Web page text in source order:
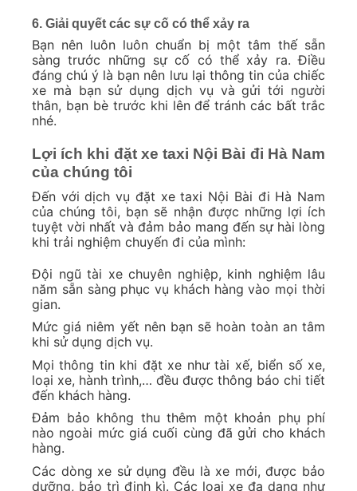
6. Giải quyết các sự cố có thể xảy ra
Bạn nên luôn luôn chuẩn bị một tâm thế sẵn
sàng trước những sự cố có thể xảy ra. Điều
đáng chú ý là bạn nên lưu lại thông tin của chiếc
xe mà bạn sử dụng dịch vụ và gửi tới người
thân, bạn bè trước khi lên để tránh các bất trắc
nhé.
Lợi ích khi đặt xe taxi Nội Bài đi Hà Nam
của chúng tôi
Đến với dịch vụ đặt xe taxi Nội Bài đi Hà Nam
của chúng tôi, bạn sẽ nhận được những lợi ích
tuyệt vời nhất và đảm bảo mang đến sự hài lòng
khi trải nghiệm chuyến đi của mình:
Đội ngũ tài xe chuyên nghiệp, kinh nghiệm lâu
năm sẵn sàng phục vụ khách hàng vào mọi thời
gian.
Mức giá niêm yết nên bạn sẽ hoàn toàn an tâm
khi sử dụng dịch vụ.
Mọi thông tin khi đặt xe như tài xế, biển số xe,
loại xe, hành trình,… đều được thông báo chi tiết
đến khách hàng.
Đảm bảo không thu thêm một khoản phụ phí
nào ngoài mức giá cuối cùng đã gửi cho khách
hàng.
Các dòng xe sử dụng đều là xe mới, được bảo
dưỡng, bảo trì định kì. Các loại xe đa dạng như